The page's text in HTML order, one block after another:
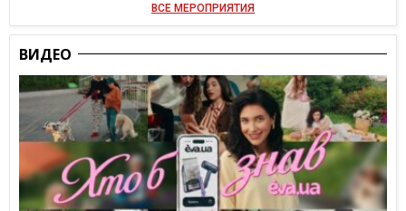
ВСЕ МЕРОПРИЯТИЯ
ВИДЕО